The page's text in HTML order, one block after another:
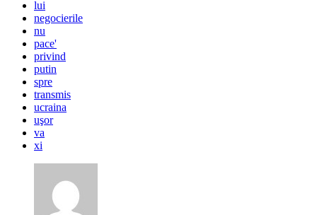
lui
negocierile
nu
pace'
privind
putin
spre
transmis
ucraina
uşor
va
xi